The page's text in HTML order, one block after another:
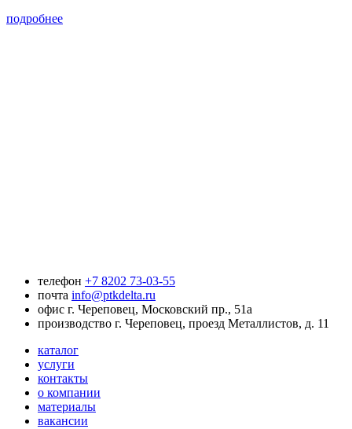
подробнее
телефон +7 8202 73-03-55
почта info@ptkdelta.ru
офис г. Череповец, Московский пр., 51а
производство г. Череповец, проезд Металлистов, д. 11
каталог
услуги
контакты
о компании
материалы
вакансии